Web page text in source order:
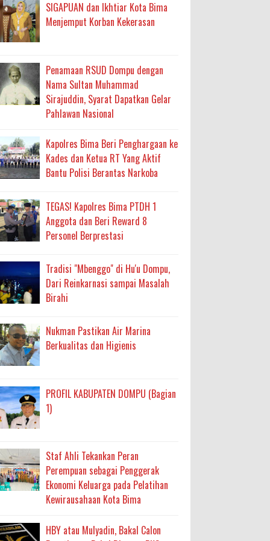
Layanan Berjalan Bertahap
Bantuan BSPS
2027 ke BPJN NTB
Pelaksanaan APBD Kota Bima
Kepercayaan Rakyat Landasan Utama
Air Bersih
Siap Edar
SIGAPUAN dan Ikhtiar Kota Bima
Menjemput Korban Kekerasan
Penamaan RSUD Dompu dengan
Nama Sultan Muhammad
Sirajuddin, Syarat Dapatkan Gelar
Pahlawan Nasional
Kapolres Bima Beri Penghargaan ke
Kades dan Ketua RT Yang Aktif
Bantu Polisi Berantas Narkoba
TEGAS! Kapolres Bima PTDH 1
Anggota dan Beri Reward 8
Personel Berprestasi
Tradisi "Mbenggo" di Hu'u Dompu,
Dari Reinkarnasi sampai Masalah
Birahi
Nukman Pastikan Air Marina
Berkualitas dan Higienis
PROFIL KABUPATEN DOMPU (Bagian
1)
Staf Ahli Tekankan Peran
Perempuan sebagai Penggerak
Ekonomi Keluarga pada Pelatihan
Kewirausahaan Kota Bima
HBY atau Mulyadin, Bakal Calon